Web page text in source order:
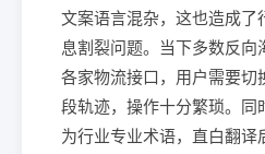
文案语言混杂，这也造成了
息割裂问题。当下多数反向
各家物流接口，用户需要切
段轨迹，操作十分繁琐。同
为行业专业术语，直白翻译